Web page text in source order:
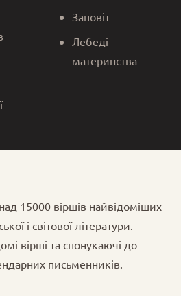
Заповіт
Лебеді
материнства
15000 віршів найвідоміших
і світової літератури.
вірші та спонукаючі до
письменників.